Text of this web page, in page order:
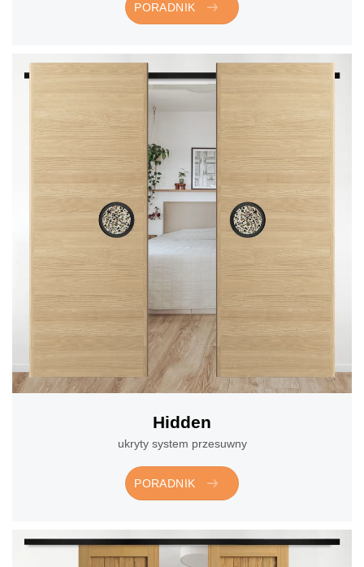
PORADNIK
Hidden
ukryty system przesuwny
PORADNIK